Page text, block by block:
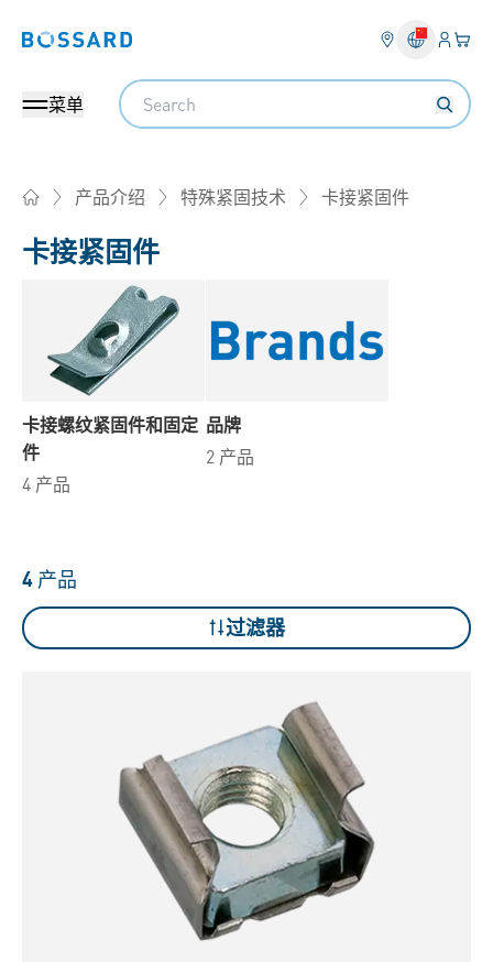
Bossard homepage 登入
您
菜单
Search
产品介绍 特殊紧固技术 卡接紧固件
卡接紧固件
卡接螺纹紧固件和固定
件
4 产品
品牌
2 产品
4 产品
过滤器